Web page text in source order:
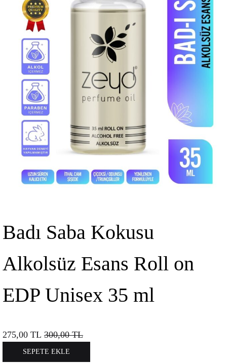
Badı Saba Kokusu
Alkolsüz Esans Roll on
EDP Unisex 35 ml
275,00 TL 300,00TL
SEPETE EKLE